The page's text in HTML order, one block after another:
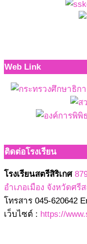
Web Link
ติดต่อโรงเรียน
โรงเรียนสตรีสิริเกศ
อำเภอเมือง จังหวัดศรี
โทรสาร 045-620642
เว็บไซต์ : https://